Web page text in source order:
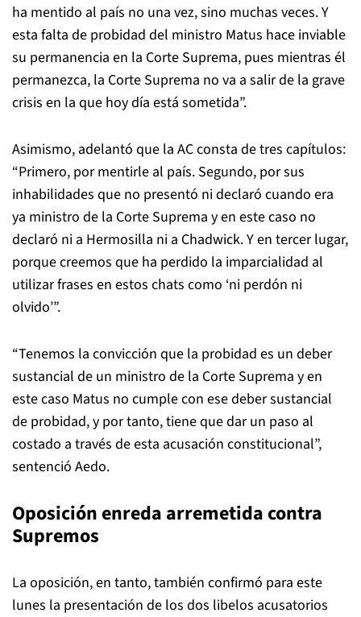
ha mentido al país no una vez, sino muchas veces. Y
esta falta de probidad del ministro Matus hace inviable
su permanencia en la Corte Suprema, pues mientras él
permanezca, la Corte Suprema no va a salir de la grave
crisis en la que hoy día está sometida”.
Asimismo, adelantó que la AC consta de tres capítulos:
“Primero, por mentirle al país. Segundo, por sus
inhabilidades que no presentó ni declaró cuando era
ya ministro de la Corte Suprema y en este caso no
declaró ni a Hermosilla ni a Chadwick. Y en tercer lugar,
porque creemos que ha perdido la imparcialidad al
utilizar frases en estos chats como ‘ni perdón ni
olvido’”.
“Tenemos la convicción que la probidad es un deber
sustancial de un ministro de la Corte Suprema y en
este caso Matus no cumple con ese deber sustancial
de probidad, y por tanto, tiene que dar un paso al
costado a través de esta acusación constitucional”,
sentenció Aedo.
Oposición enreda arremetida contra
Supremos
La oposición, en tanto, también confirmó para este
lunes la presentación de los dos libelos acusatorios